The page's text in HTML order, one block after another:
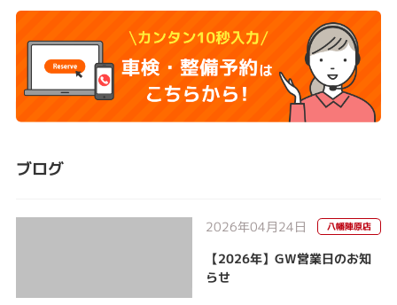
ブログ
2026年04月24日 八幡陣原店
【2026年】GW営業日のお知
らせ